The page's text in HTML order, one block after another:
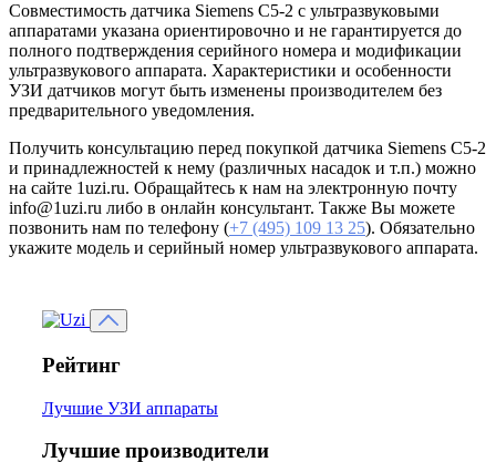
Совместимость датчика Siemens C5-2 с ультразвуковыми
аппаратами указана ориентировочно и не гарантируется до
полного подтверждения серийного номера и модификации
ультразвукового аппарата. Характеристики и особенности
УЗИ датчиков могут быть изменены производителем без
предварительного уведомления.
Получить консультацию перед покупкой датчика Siemens C5-2
и принадлежностей к нему (различных насадок и т.п.) можно
на сайте 1uzi.ru. Обращайтесь к нам на электронную почту
info@1uzi.ru либо в онлайн консультант. Также Вы можете
позвонить нам по телефону (+7 (495) 109 13 25). Обязательно
укажите модель и серийный номер ультразвукового аппарата.
Рейтинг
Лучшие УЗИ аппараты
Лучшие производители